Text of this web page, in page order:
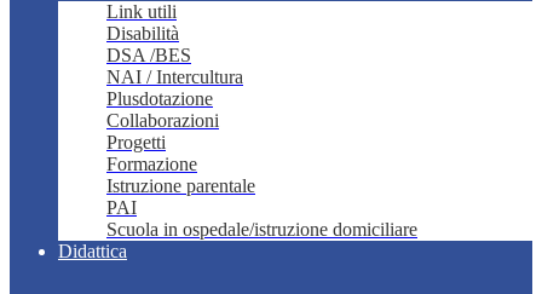
Link utili
Disabilità
DSA /BES
NAI / Intercultura
Plusdotazione
Collaborazioni
Progetti
Formazione
Istruzione parentale
PAI
Scuola in ospedale/istruzione domiciliare
Didattica